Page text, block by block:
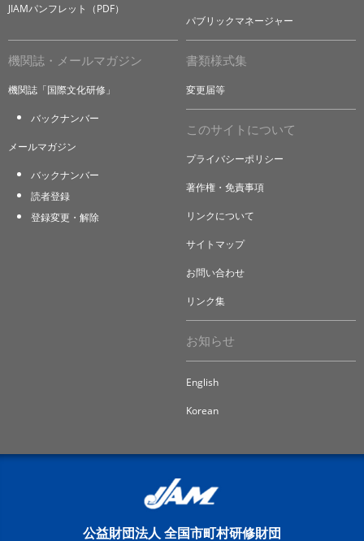
JIAMパンフレット（PDF）
パブリックマネージャー
機関誌・メールマガジン
機関誌「国際文化研修」
バックナンバー
メールマガジン
バックナンバー
読者登録
登録変更・解除
書類様式集
変更届等
このサイトについて
プライバシーポリシー
著作権・免責事項
リンクについて
サイトマップ
お問い合わせ
リンク集
お知らせ
English
Korean
公益財団法人 全国市町村研修財団